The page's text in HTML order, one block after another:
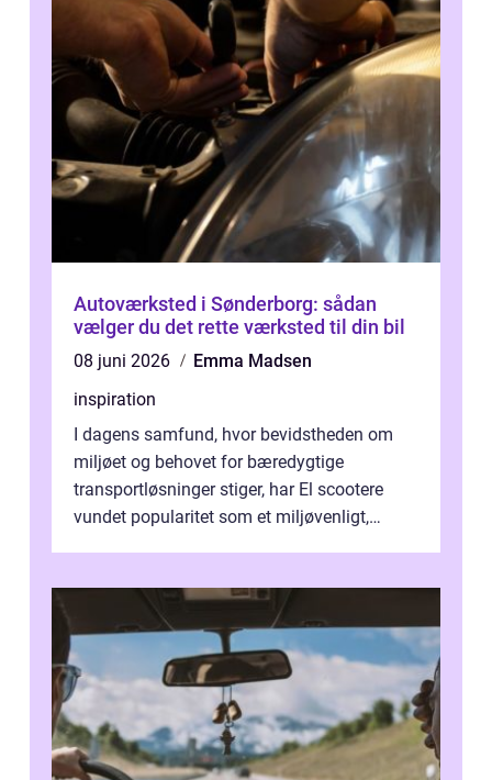
Autoværksted i Sønderborg: sådan
vælger du det rette værksted til din bil
08 juni 2026
Emma Madsen
inspiration
I dagens samfund, hvor bevidstheden om
miljøet og behovet for bæredygtige
transportløsninger stiger, har El scootere
vundet popularitet som et miljøvenligt,